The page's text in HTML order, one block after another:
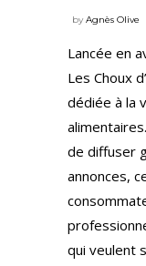
byAgnès Olive
Lancée en
Les Choux
dédiée à la
de diffuser
annonces,
qui veulent